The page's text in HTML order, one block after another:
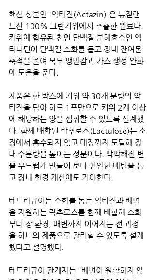
핵심 성분인 '악타진(Actazin)'은 뉴질랜
드산 100% 그린키위에서 추출한 원료다.
키위에 함유된 천연 단백질 분해효소인 액
티니딘이 단백질 소화를 돕고 장내 잔여물
축적을 줄여 복부 팽만감과 가스 생성 완화
에 도움을 준다.
제품은 한 박스에 키위 약 30개 분량의 악
타진을 담아 하루 1포만으로 키위 2개 이상
에 해당하는 양을 섭취할 수 있도록 설계했
다. 함께 배합된 락추로스(Lactulose)는 소
장에서 흡수되지 않고 대장까지 도달해 장
내 수분량을 높이는 성분이다. 딱딱해진 변
을 부드럽게 만들어 보다 편안한 배변을 돕
고 장내 환경 개선에도 기여한다.
테트라큐어는 소화를 돕는 악타진과 배변
을 지원하는 락추로스를 함께 배합해 소화
부터 장 환경, 배변까지 이어지는 전 과정
을 하나의 제품으로 관리할 수 있도록 설계
했다고 설명했다.
테트라큐어 관계자는 "배변이 원활하지 않